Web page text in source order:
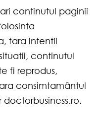
continutul paginii
fara intentii
continutul
fi reprodus,
consimtamântul